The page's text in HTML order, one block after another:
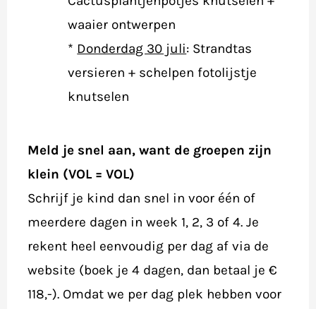
waaier ontwerpen
* Donderdag 30 juli: Strandtas
versieren + schelpen fotolijstje
knutselen
Meld je snel aan, want de groepen zijn
klein (VOL = VOL)
Schrijf je kind dan snel in voor één of
meerdere dagen in week 1, 2, 3 of 4. Je
rekent heel eenvoudig per dag af via de
website (boek je 4 dagen, dan betaal je €
118,-). Omdat we per dag plek hebben voor